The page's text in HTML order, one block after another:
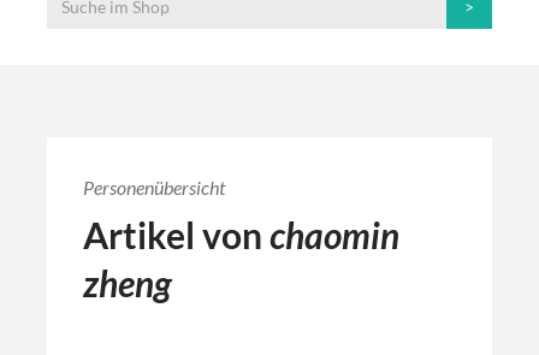
Personenübersicht
Artikel vonchaomin
zheng